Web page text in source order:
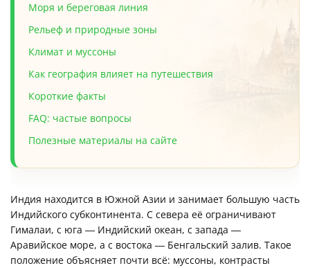
Моря и береговая линия
Рельеф и природные зоны
Климат и муссоны
Как география влияет на путешествия
Короткие факты
FAQ: частые вопросы
Полезные материалы на сайте
Индия находится в Южной Азии и занимает большую часть
Индийского субконтинента. С севера её ограничивают
Гималаи, с юга — Индийский океан, с запада —
Аравийское море, а с востока — Бенгальский залив. Такое
положение объясняет почти всё: муссоны, контрасты